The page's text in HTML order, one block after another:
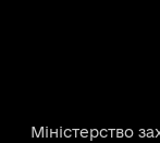
Міністерство